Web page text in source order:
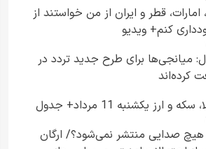
قطر و ایران از من خواستند از
کنم+ ویدیو
میانجی‌ها برای طرح جدید تردد در
کرده‌اند
یکشنبه 11 مرداد+ جدول
هیچ صدایی منتشر نمی‌شود؟/ ارگان